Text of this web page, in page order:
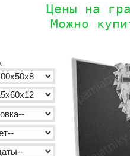
Цены на
Можно